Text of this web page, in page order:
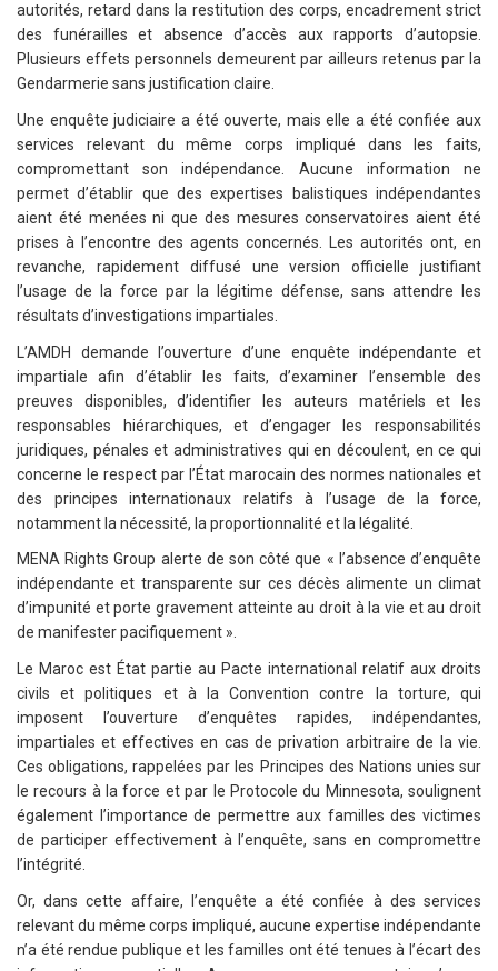
autorités, retard dans la restitution des corps, encadrement strict
des funérailles et absence d’accès aux rapports d’autopsie.
Plusieurs effets personnels demeurent par ailleurs retenus par la
Gendarmerie sans justification claire.
Une enquête judiciaire a été ouverte, mais elle a été confiée aux
services relevant du même corps impliqué dans les faits,
compromettant son indépendance. Aucune information ne
permet d’établir que des expertises balistiques indépendantes
aient été menées ni que des mesures conservatoires aient été
prises à l’encontre des agents concernés. Les autorités ont, en
revanche, rapidement diffusé une version officielle justifiant
l’usage de la force par la légitime défense, sans attendre les
résultats d’investigations impartiales.
L’AMDH demande l’ouverture d’une enquête indépendante et
impartiale afin d’établir les faits, d’examiner l’ensemble des
preuves disponibles, d’identifier les auteurs matériels et les
responsables hiérarchiques, et d’engager les responsabilités
juridiques, pénales et administratives qui en découlent, en ce qui
concerne le respect par l’État marocain des normes nationales et
des principes internationaux relatifs à l’usage de la force,
notamment la nécessité, la proportionnalité et la légalité.
MENA Rights Group alerte de son côté que « l’absence d’enquête
indépendante et transparente sur ces décès alimente un climat
d’impunité et porte gravement atteinte au droit à la vie et au droit
de manifester pacifiquement ».
Le Maroc est État partie au Pacte international relatif aux droits
civils et politiques et à la Convention contre la torture, qui
imposent l’ouverture d’enquêtes rapides, indépendantes,
impartiales et effectives en cas de privation arbitraire de la vie.
Ces obligations, rappelées par les Principes des Nations unies sur
le recours à la force et par le Protocole du Minnesota, soulignent
également l’importance de permettre aux familles des victimes
de participer effectivement à l’enquête, sans en compromettre
l’intégrité.
Or, dans cette affaire, l’enquête a été confiée à des services
relevant du même corps impliqué, aucune expertise indépendante
n’a été rendue publique et les familles ont été tenues à l’écart des